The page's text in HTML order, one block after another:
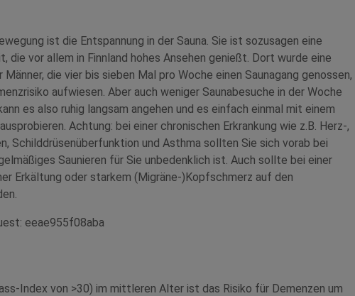
ist die Entspannung in der Sauna. Sie ist sozusagen eine
die vor allem in Finnland hohes Ansehen genießt. Dort wurde eine
die vier bis sieben Mal pro Woche einen Saunagang genossen,
aufwiesen. Aber auch weniger Saunabesuche in der Woche
es also ruhig langsam angehen und es einfach einmal mit einem
Achtung: bei einer chronischen Erkrankung wie z.B. Herz-,
Schilddrüsenüberfunktion und Asthma sollten Sie sich vorab bei
Saunieren für Sie unbedenklich ist. Auch sollte bei einer
Erkältung oder starkem (Migräne-)Kopfschmerz auf den
eeae955f08aba
Index von >30) im mittleren Alter ist das Risiko für Demenzen um